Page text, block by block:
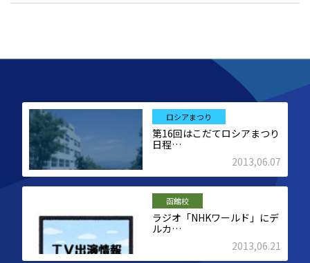
ロシアまつり
第16回はこだてロシアまつり
日程…
2013,06.07
函館校
ラジオ「NHKワールド」にデ
ルカ…
2013,06.21